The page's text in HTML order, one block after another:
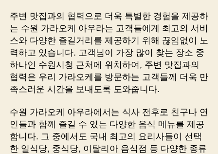
주변 맛집과의 협력으로 더욱 특별한 경험을 제공하
는 수원 가라오케 아우라는 고객들에게 최고의 서비
스와 다양한 즐길거리를 제공하기 위해 끊임없이 노
력하고 있습니다. 고객님이 가장 많이 찾는 장소 중
하나인 수원시청 근처에 위치하여, 주변 맛집과의
협력은 우리 가라오케를 방문하는 고객들께 더욱 만
족스러운 시간을 보내도록 도와줍니다.
수원 가라오케 아우라에서는 식사 전후로 친구나 연
인들과 함께 즐길 수 있는 다양한 음식 메뉴를 제공
합니다. 그 중에서도 국내 최고의 요리사들이 선택
한 일식당, 중식당, 이탈리아 음식점 등 다양한 종류